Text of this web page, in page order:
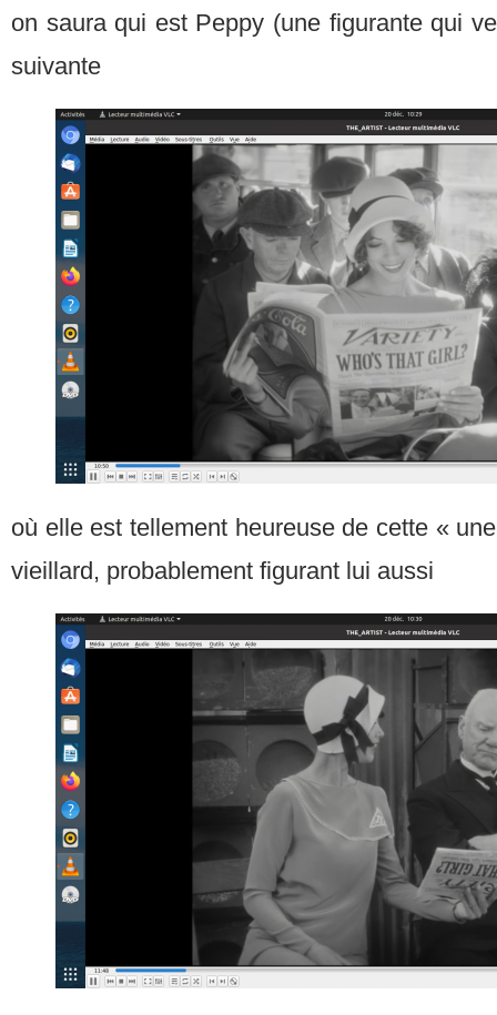
on saura qui est Peppy (une figurante qui
suivante
où elle est tellement heureuse de cette «
vieillard, probablement figurant lui aussi